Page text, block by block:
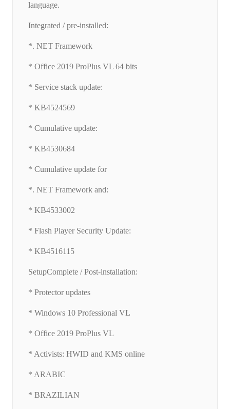
language.
Integrated / pre-installed:
*. NET Framework
* Office 2019 ProPlus VL 64 bits
* Service stack update:
* KB4524569
* Cumulative update:
* KB4530684
* Cumulative update for
*. NET Framework and:
* KB4533002
* Flash Player Security Update:
* KB4516115
SetupComplete / Post-installation:
* Protector updates
* Windows 10 Professional VL
* Office 2019 ProPlus VL
* Activists: HWID and KMS online
* ARABIC
* BRAZILIAN